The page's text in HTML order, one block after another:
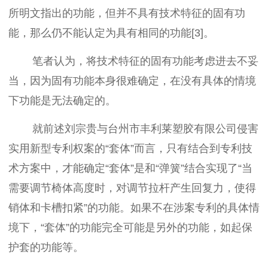
所明文指出的功能，但并不具有技术特征的固有功
能，那么仍不能认定为具有相同的功能[3]。
笔者认为，将技术特征的固有功能考虑进去不妥
当，因为固有功能本身很难确定，在没有具体的情境
下功能是无法确定的。
就前述刘宗贵与台州市丰利莱塑胶有限公司侵害
实用新型专利权案的“套体”而言，只有结合到专利技
术方案中，才能确定“套体”是和“弹簧”结合实现了“当
需要调节椅体高度时，对调节拉杆产生回复力，使得
销体和卡槽扣紧”的功能。如果不在涉案专利的具体情
境下，“套体”的功能完全可能是另外的功能，如起保
护套的功能等。